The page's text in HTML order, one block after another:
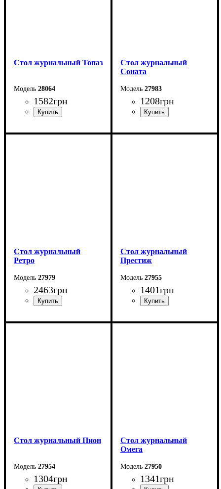
Стол журнальный Топаз
28064
1582грн
Ширина: 100 см
Стол журнальный
Соната
27983
1208грн
Ширина: 90 см
Стол журнальный
Ретро
27979
2463грн
Ширина: 90 см
Стол журнальный
Престиж
27955
1401грн
Ширина: 92 см
Стол журнальный Пион
27954
1304грн
Стол журнальный
Омега
27950
1341грн